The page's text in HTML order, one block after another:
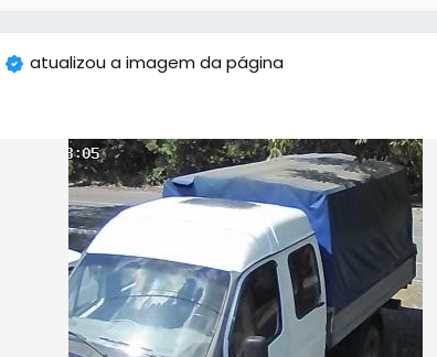
atualizou a imagem da página